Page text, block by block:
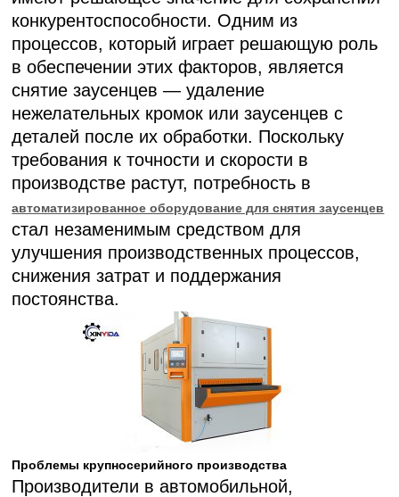
конкурентоспособности. Одним из
процессов, который играет решающую роль
в обеспечении этих факторов, является
снятие заусенцев — удаление
нежелательных кромок или заусенцев с
деталей после их обработки. Поскольку
требования к точности и скорости в
производстве растут, потребность в
автоматизированное оборудование для снятия заусенцев
стал незаменимым средством для
улучшения производственных процессов,
снижения затрат и поддержания
постоянства.
Проблемы крупносерийного производства
Производители в автомобильной,